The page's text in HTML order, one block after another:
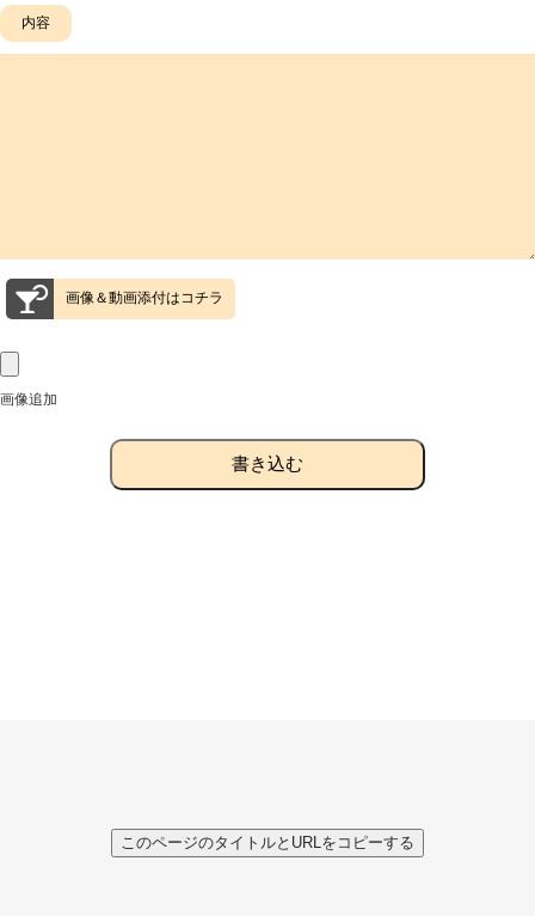
画像＆動画添付はコチラ
画像追加
書き込む
このページのタイトルとURLをコピーする